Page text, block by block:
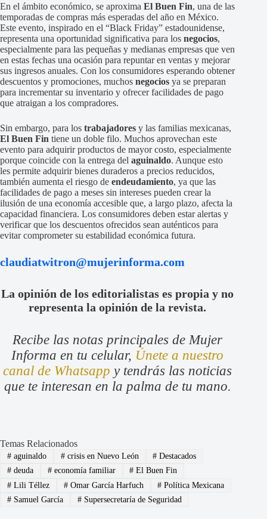
En el ámbito económico, se aproxima El Buen Fin, una de las
temporadas de compras más esperadas del año en México.
Este evento, inspirado en el “Black Friday” estadounidense,
representa una oportunidad significativa para los negocios,
especialmente para las pequeñas y medianas empresas que ven
en estas fechas una ocasión para repuntar en ventas y mejorar
sus ingresos anuales. Con los consumidores esperando obtener
descuentos y promociones, muchos negocios ya se preparan
para incrementar su inventario y ofrecer facilidades de pago
que atraigan a los compradores.
Sin embargo, para los trabajadores y las familias mexicanas,
El Buen Fin tiene un doble filo. Muchos aprovechan este
evento para adquirir productos de mayor costo, especialmente
porque coincide con la entrega del aguinaldo. Aunque esto
les permite adquirir bienes duraderos a precios reducidos,
también aumenta el riesgo de endeudamiento, ya que las
facilidades de pago a meses sin intereses pueden crear la
ilusión de una economía accesible que, a largo plazo, afecta la
capacidad financiera. Los consumidores deben estar alertas y
verificar que los descuentos ofrecidos sean auténticos para
evitar comprometer su estabilidad económica futura.
claudiatwitron@mujerinforma.com
La opinión de los editorialistas es propia y no
representa la opinión de la revista.
Recibe las notas principales de Mujer
Informa en tu celular, Únete a nuestro
canal de Whatsapp y tendrás las noticias
que te interesan en la palma de tu mano.
Temas Relacionados
#aguinaldo #crisis en Nuevo León # Destacados
#deuda #economía familiar # El Buen Fin
#Lili Téllez #Omar García Harfuch # Política Mexicana
#Samuel García #Supersecretaría de Seguridad